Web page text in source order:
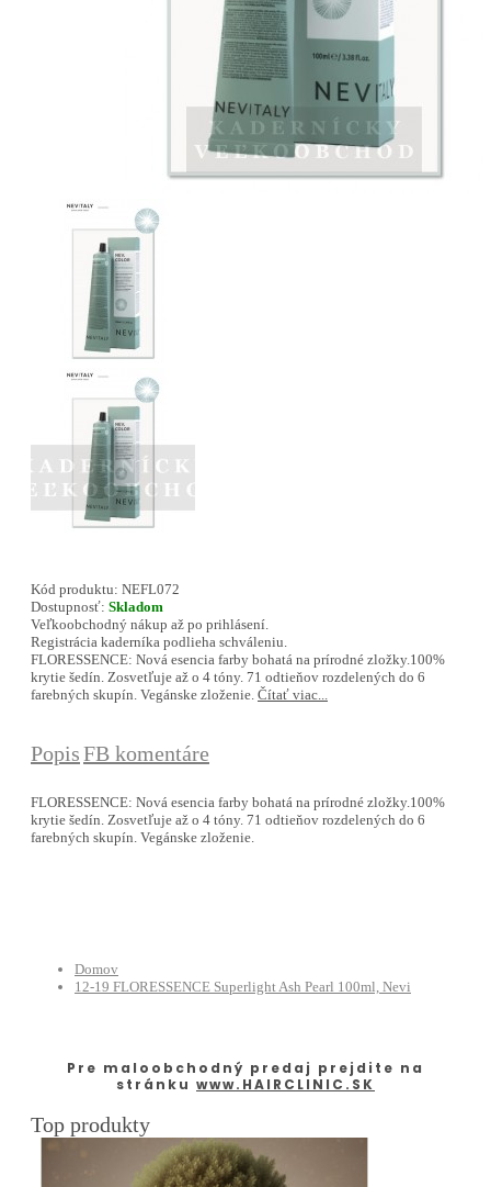
Kód produktu: NEFL072
Dostupnosť: Skladom
Veľkoobchodný nákup až po prihlásení.
Registrácia kaderníka podlieha schváleniu.
FLORESSENCE: Nová esencia farby bohatá na prírodné zložky.100%
krytie šedín. Zosvetľuje až o 4 tóny. 71 odtieňov rozdelených do 6
farebných skupín. Vegánske zloženie. Čítať viac...
PopisFB komentáre
FLORESSENCE: Nová esencia farby bohatá na prírodné zložky.100%
krytie šedín. Zosvetľuje až o 4 tóny. 71 odtieňov rozdelených do 6
farebných skupín. Vegánske zloženie.
Domov
12-19 FLORESSENCE Superlight Ash Pearl 100ml, Nevi
Pre maloobchodný predaj prejdite na
stránku www.HAIRCLINIC.SK
Top produkty